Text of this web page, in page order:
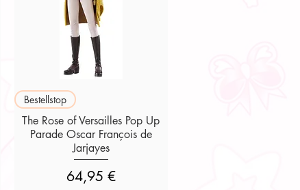
Schnellansicht
Bestellstop
The Rose of Versailles Pop Up
Parade Oscar François de
Jarjayes
Preis
64,95 €